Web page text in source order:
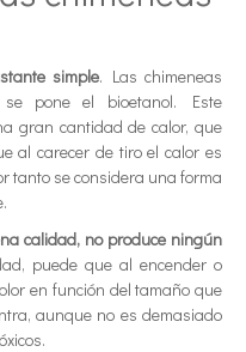
simple. Las chimeneas
pone el bioetanol. Este
gran cantidad de calor, que
al carecer de tiro el calor es
tanto se considera una forma
calidad, no produce ningún
puede que al encender o
en función del tamaño que
aunque no es demasiado